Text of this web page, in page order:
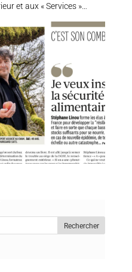
et aux « Services »…